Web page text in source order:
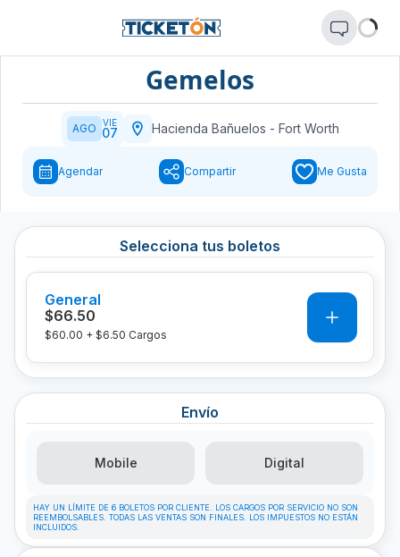
Gemelos
AGO VIE
07 Hacienda Bañuelos - Fort Worth
Agendar Compartir Me Gusta
Selecciona tus boletos
General
$66.50
$60.00 + $6.50 Cargos
Envío
Mobile Digital
HAY UN LÍMITE DE 6 BOLETOS POR CLIENTE. LOS CARGOS POR SERVICIO NO SON
REEMBOLSABLES. TODAS LAS VENTAS SON FINALES. LOS IMPUESTOS NO ESTÁN
INCLUIDOS.